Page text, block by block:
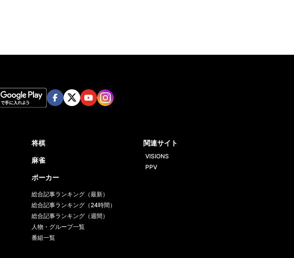
将棋
麻雀
ポーカー
総合記事ランキング（最新）
総合記事ランキング（24時間）
総合記事ランキング（週間）
人物・グループ一覧
番組一覧
関連サイト
VISIONS
PPV